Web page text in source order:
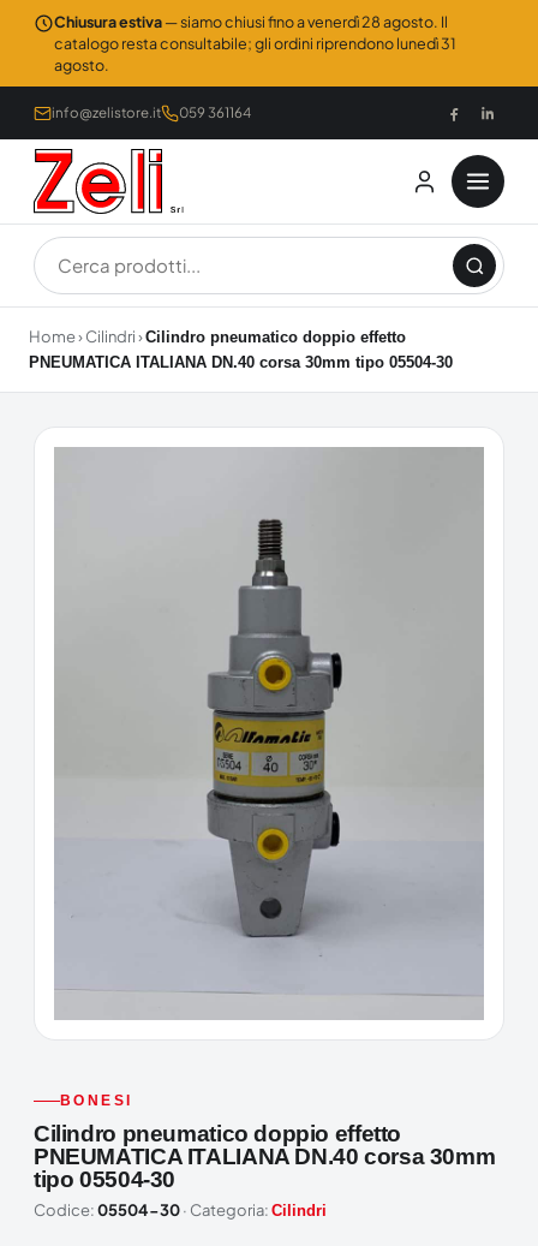
Chiusura estiva— siamo chiusi fino a venerdì 28 agosto. Il
catalogo resta consultabile; gli ordini riprendono lunedì 31
agosto.
info@zelistore.it 059 361164
Home›Cilindri›Cilindro pneumatico doppio effetto
PNEUMATICA ITALIANA DN.40 corsa 30mm tipo 05504-30
BONESI
Cilindro pneumatico doppio effetto
PNEUMATICA ITALIANA DN.40 corsa 30mm
tipo 05504-30
Codice:05504-30· Categoria: Cilindri